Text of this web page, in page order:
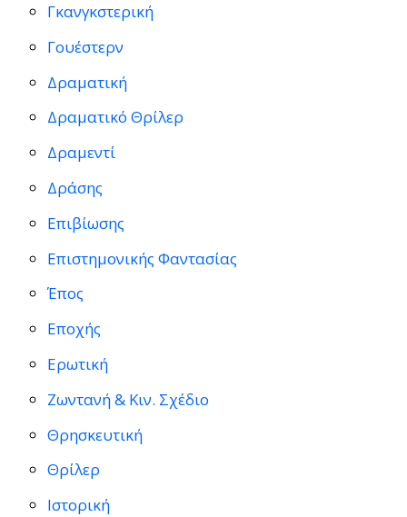
Γκανγκστερική
Γουέστερν
Δραματική
Δραματικό Θρίλερ
Δραμεντί
Δράσης
Επιβίωσης
Επιστημονικής Φαντασίας
Έπος
Εποχής
Ερωτική
Ζωντανή & Κιν. Σχέδιο
Θρησκευτική
Θρίλερ
Ιστορική